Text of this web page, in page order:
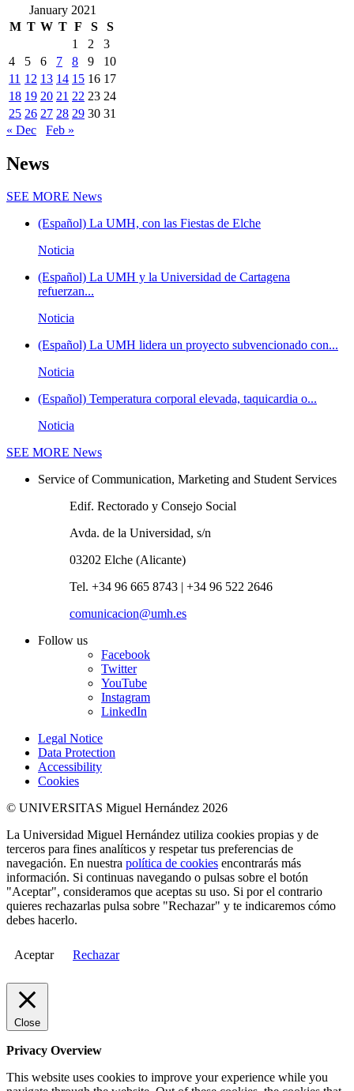
January 2021
M T W T F S
S
1
2
3
4
5 6 7 8 9
10
11 12 13 14 15 16 17
18 19 20 21 22 23 24
25 26 27 28 29 30 31
« Dec
Feb »
News
SEE MORE News
(Español) La UMH, con las Fiestas de Elche
Noticia
(Español) La UMH y la Universidad de Cartagena
refuerzan...
Noticia
(Español) La UMH lidera un proyecto subvencionado con...
Noticia
(Español) Temperatura corporal elevada, taquicardia o...
Noticia
SEE MORE News
Service of Communication, Marketing and Student Services
Edif. Rectorado y Consejo Social
Avda. de la Universidad, s/n
03202 Elche (Alicante)
Tel. +34 96 665 8743 | +34 96 522 2646
comunicacion@umh.es
Follow us
Facebook
Twitter
YouTube
Instagram
LinkedIn
Legal Notice
Data Protection
Accessibility
Cookies
© UNIVERSITAS Miguel Hernández 2026
La Universidad Miguel Hernández utiliza cookies propias y de
terceros para fines analíticos y respetar tus preferencias de
navegación. En nuestra política de cookies encontrarás más
información. Si continuas navegando o pulsas sobre el botón
"Aceptar", consideramos que aceptas su uso. Si por el contrario
quieres rechazarlas pulsa sobre "Rechazar" y te indicaremos cómo
debes hacerlo.
Aceptar Rechazar
Close
Privacy Overview
This website uses cookies to improve your experience while you